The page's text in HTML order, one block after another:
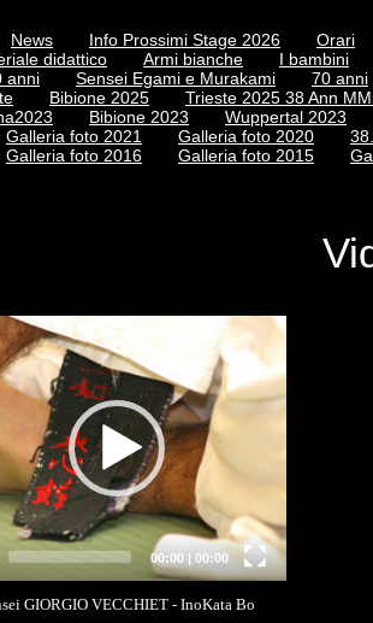
News Info Prossimi Stage 2026
Orari
didattico Armi bianche
I bambini
anni
Sensei Egami e Murakami
70 anni
Bibione 2025
Trieste 2025 38 Ann
Bibione 2023
Wuppertal 2023
Galleria foto 2021 Galleria foto 2020
Galleria foto 2016 Galleria foto 2015
00:00 | 00:00
GIORGIO VECCHIET - InoKata Bo